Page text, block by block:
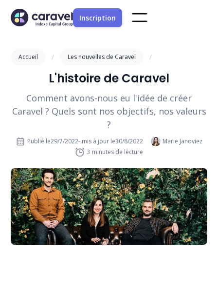
Inscription
Accueil / Les nouvelles de Caravel /
L'histoire de Caravel
Comment avons-nous eu l'idée de créer
Caravel ? Quels sont nos objectifs, nos valeurs
?
Publié le29/7/2022- mis à jour le30/8/2022
Marie Janoviez
3 minutes de lecture